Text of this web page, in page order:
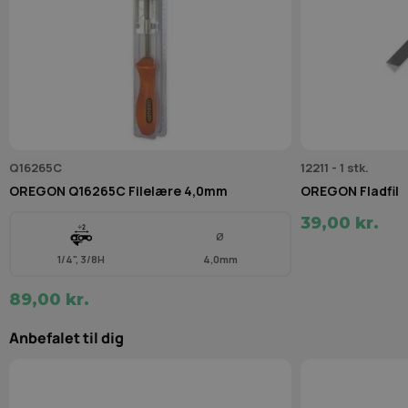
Indsend anmeldelse
Q16265C
OREGON Q16265C Filelære 4,0mm
1/4", 3/8H
Ø
4,0mm
89,00 kr.
12211 - 1 stk.
OREGON Fladfil
39,00 kr.
Anbefalet til dig